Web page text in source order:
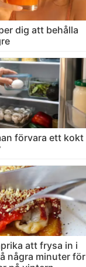
dig att behålla
förvara ett kokt
att frysa in i
några minuter för